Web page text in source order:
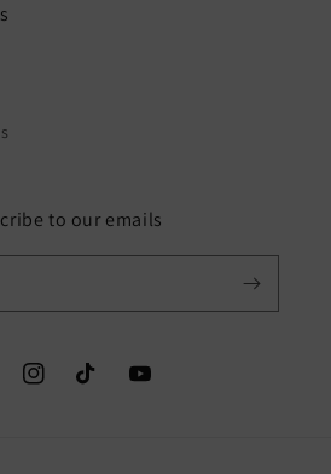
to our emails
InstagramTikTok YouTube